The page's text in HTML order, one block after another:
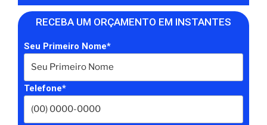
RECEBA UM ORÇAMENTO EM INSTANTES
Seu Primeiro Nome*
Telefone*